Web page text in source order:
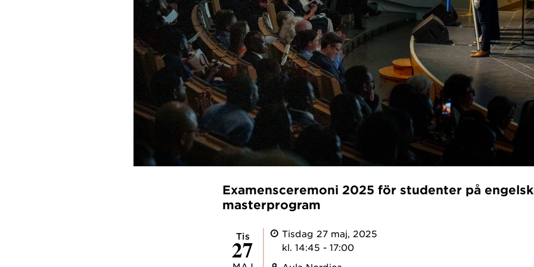
Examensceremoni 2025 för studenter på
masterprogram
tis
27
Tisdag 27 maj, 2025
kl. 14:45 - 17:00